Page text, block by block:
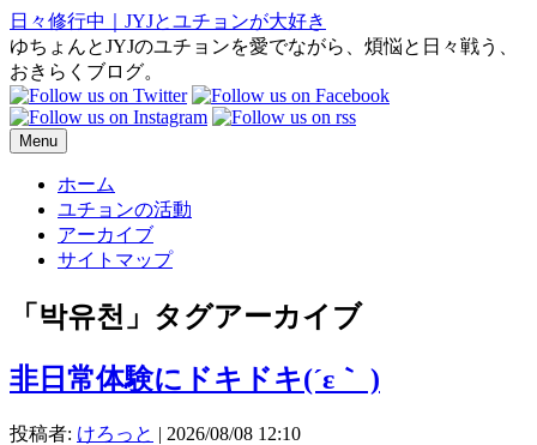
日々修行中｜JYJとユチョンが大好き
ゆちょんとJYJのユチョンを愛でながら、煩悩と日々戦う、
おきらくブログ。
Menu
ホーム
ユチョンの活動
アーカイブ
サイトマップ
「 박유천 」タグアーカイブ
非日常体験にドキドキ(⁠´⁠ε⁠｀⁠ ⁠)
投稿者: けろっと | 2026/08/08 12:10